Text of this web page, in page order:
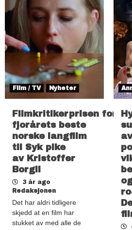
Film / TV Nyheter
Filmkritikerprisen for
fjorårets beste
norske langfilm
til Syk pike
av Kristoffer
Borgli
3 år ago
Redaksjonen
Det har aldri tidligere
skjedd at en film har
stukket av med alle de